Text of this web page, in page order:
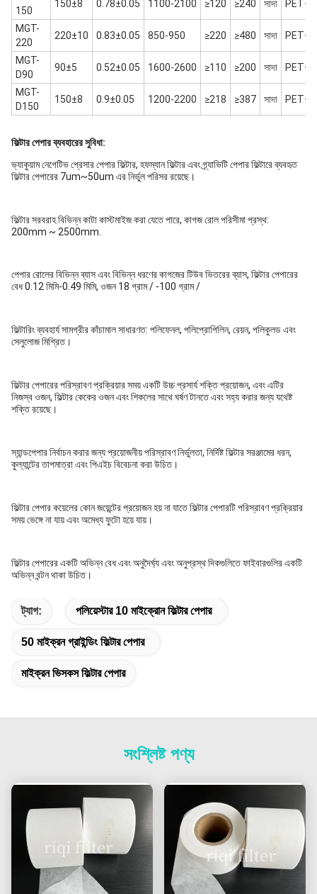
150
150±8 0.78±0.05 1100-2100 ≥120 ≥240 সাদা
MGT-
220
220±10 0.83±0.05 850-950 ≥220 ≥480 সাদা
MGT-
D90
90±5 0.52±0.05 1600-2600 ≥110 ≥200 সাদা
MGT-
D150
150±8 0.9±0.05 1200-2200 ≥218 ≥387 সাদা
ফিল্টার পেপার ব্যবহারের সুবিধা:
ভ্যাকুয়াম নেগেটিভ প্রেসার পেপার ফিল্টার, হফম্যান ফিল্টার এবং গ্র্যাভিটি পেপার ফিল্টারে ব্যবহৃত
ফিল্টার পেপারের 7um~50um এর নির্ভুল পরিসর রয়েছে।
ফিল্টার সরবরাহ বিভিন্ন কাটা কাস্টমাইজ করা যেতে পারে, কাগজ রোল পরিসীমা প্রস্থ:
200mm ~ 2500mm.
পেপার রোলের বিভিন্ন ব্যাস এবং বিভিন্ন ধরণের কাগজের টিউব ভিতরের ব্যাস, ফিল্টার পেপারের
বেধ 0.12 মিমি-0.49 মিমি, ওজন 18 গ্রাম / -100 গ্রাম /
ফিল্টারিং ব্যবহার্য সামগ্রীর কাঁচামাল সাধারণত: পলিফেনল, পলিপ্রোপিলিন, রেয়ন, পলিকুলড এবং
সেলুলোজ মিশ্রিত।
ফিল্টার পেপারের পরিস্রাবণ প্রক্রিয়ার সময় একটি উচ্চ প্রসার্য শক্তি প্রয়োজন, এবং এটির
নিজস্ব ওজন, ফিল্টার কেকের ওজন এবং শিকলের সাথে ঘর্ষণ টানতে এবং সহ্য করার জন্য যথেষ্ট
শক্তি রয়েছে।
স্যান্ডপেপার নির্বাচন করার জন্য প্রয়োজনীয় পরিস্রাবণ নির্ভুলতা, নির্দিষ্ট ফিল্টার সরঞ্জামের ধরন,
কুল্যান্টের তাপমাত্রা এবং পিএইচ বিবেচনা করা উচিত।
ফিল্টার পেপার কয়েলের কোন জয়েন্টের প্রয়োজন হয় না যাতে ফিল্টার পেপারটি পরিস্রাবণ প্রক্রিয়ার
সময় ভেঙ্গে না যায় এবং অমেধ্য ফুটো হয়ে যায়।
ফিল্টার পেপারের একটি অভিন্ন বেধ এবং অনুদৈর্ঘ্য এবং অনুপ্রস্থ দিকগুলিতে ফাইবারগুলির একটি
অভিন্ন বন্টন থাকা উচিত।
ট্যাগ: পলিয়েস্টার 10 মাইক্রোন ফিল্টার পেপার
50 মাইক্রন গ্রাইন্ডিং ফিল্টার পেপার
মাইক্রন ভিসকস ফিল্টার পেপার
সংশ্লিষ্ট পণ্য